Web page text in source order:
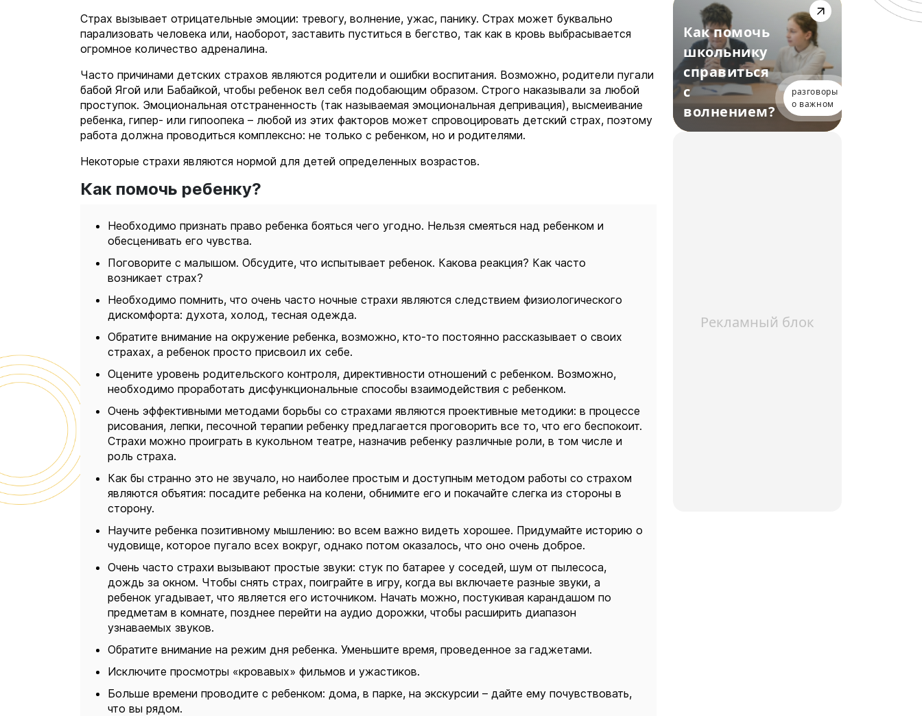
Страх вызывает отрицательные эмоции: тревогу, волнение, ужас, панику. Страх может буквально
парализовать человека или, наоборот, заставить пуститься в бегство, так как в кровь выбрасывается
огромное количество адреналина.
Часто причинами детских страхов являются родители и ошибки воспитания. Возможно, родители пугали
бабой Ягой или Бабайкой, чтобы ребенок вел себя подобающим образом. Строго наказывали за любой
проступок. Эмоциональная отстраненность (так называемая эмоциональная депривация), высмеивание
ребенка, гипер- или гипоопека – любой из этих факторов может спровоцировать детский страх, поэтому
работа должна проводиться комплексно: не только с ребенком, но и родителями.
Некоторые страхи являются нормой для детей определенных возрастов.
Как помочь ребенку?
Необходимо признать право ребенка бояться чего угодно. Нельзя смеяться над ребенком и
обесценивать его чувства.
Поговорите с малышом. Обсудите, что испытывает ребенок. Какова реакция? Как часто
возникает страх?
Необходимо помнить, что очень часто ночные страхи являются следствием физиологического
дискомфорта: духота, холод, тесная одежда.
Обратите внимание на окружение ребенка, возможно, кто-то постоянно рассказывает о своих
страхах, а ребенок просто присвоил их себе.
Оцените уровень родительского контроля, директивности отношений с ребенком. Возможно,
необходимо проработать дисфункциональные способы взаимодействия с ребенком.
Очень эффективными методами борьбы со страхами являются проективные методики: в процессе
рисования, лепки, песочной терапии ребенку предлагается проговорить все то, что его беспокоит.
Страхи можно проиграть в кукольном театре, назначив ребенку различные роли, в том числе и
роль страха.
Как бы странно это не звучало, но наиболее простым и доступным методом работы со страхом
являются объятия: посадите ребенка на колени, обнимите его и покачайте слегка из стороны в
сторону.
Научите ребенка позитивному мышлению: во всем важно видеть хорошее. Придумайте историю о
чудовище, которое пугало всех вокруг, однако потом оказалось, что оно очень доброе.
Очень часто страхи вызывают простые звуки: стук по батарее у соседей, шум от пылесоса,
дождь за окном. Чтобы снять страх, поиграйте в игру, когда вы включаете разные звуки, а
ребенок угадывает, что является его источником. Начать можно, постукивая карандашом по
предметам в комнате, позднее перейти на аудио дорожки, чтобы расширить диапазон
узнаваемых звуков.
Обратите внимание на режим дня ребенка. Уменьшите время, проведенное за гаджетами.
Исключите просмотры «кровавых» фильмов и ужастиков.
Больше времени проводите с ребенком: дома, в парке, на экскурсии – дайте ему почувствовать,
что вы рядом.
Как помочь
школьнику
справиться
с
волнением?
разговоры
о важном
Рекламный блок